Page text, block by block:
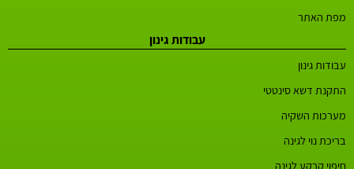
מפת האתר
עבודות גינון
עבודות גינון
התקנת דשא סינטטי
מערכות השקיה
בריכת נוי לגינה
חיפוי קרקע לגינה